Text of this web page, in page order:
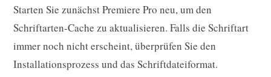
Starten Sie zunächst Premiere Pro neu, um den
Schriftarten-Cache zu aktualisieren. Falls die Schriftart
immer noch nicht erscheint, überprüfen Sie den
Installationsprozess und das Schriftdateiformat.